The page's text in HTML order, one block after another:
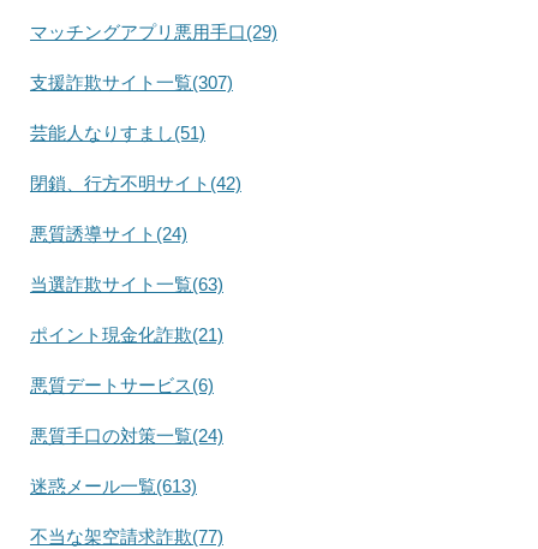
マッチングアプリ悪用手口(29)
支援詐欺サイト一覧(307)
芸能人なりすまし(51)
閉鎖、行方不明サイト(42)
悪質誘導サイト(24)
当選詐欺サイト一覧(63)
ポイント現金化詐欺(21)
悪質デートサービス(6)
悪質手口の対策一覧(24)
迷惑メール一覧(613)
不当な架空請求詐欺(77)